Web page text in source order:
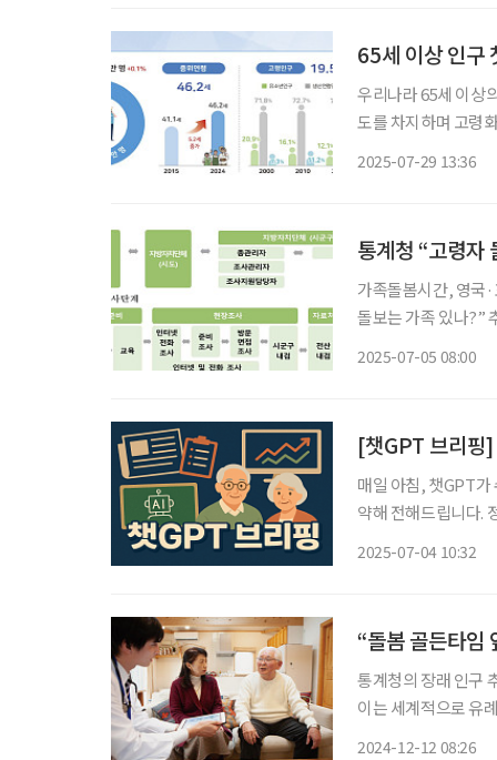
65세 이상 인
우리나라 65세 이상
도를 차지하며 고령화로 인
2025-07-29 13:36
통계청 “고령자
가족돌봄시간, 영국
돌보는 가족 있나?” 추가 통계청이 돌봄시스템 사각지대에 있는 고령인구
2025-07-05 08:00
[챗GPT 브리핑
매일 아침, 챗GPT가
약해 전해드립니다. 정책,
2025-07-04 10:32
“돌봄 골든타임
통계청의 장래 인구
이는 세계적으로 유
2024-12-12 08:26